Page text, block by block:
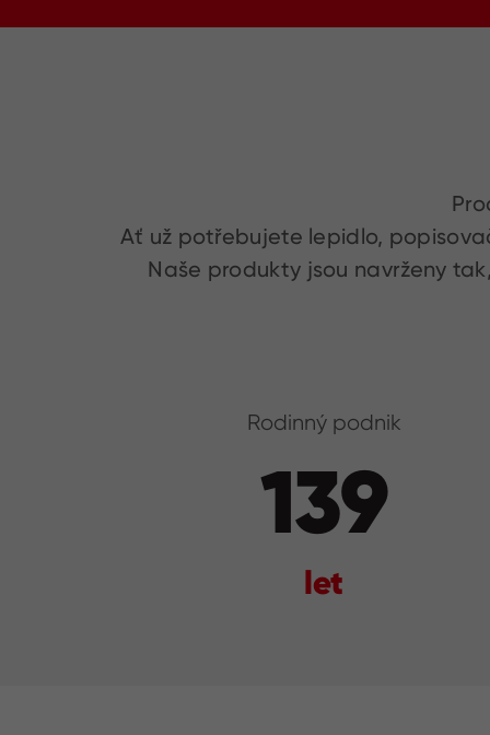
Ať už potřebujete lepidlo,
Naše produkty jsou navrženy
Rodinný podnik
139
let